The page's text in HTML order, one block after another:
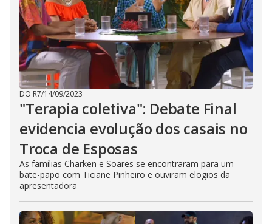
DO R7/14/09/2023
"Terapia coletiva": Debate Final
evidencia evolução dos casais no
Troca de Esposas
As famílias Charken e Soares se encontraram para um
bate-papo com Ticiane Pinheiro e ouviram elogios da
apresentadora